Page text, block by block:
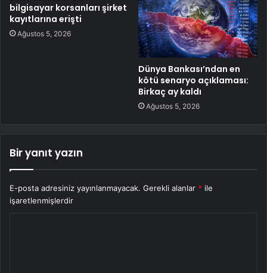
bilgisayar korsanları şirket
kayıtlarına erişti
Ağustos 5, 2026
Dünya Bankası’ndan en
kötü senaryo açıklaması:
Birkaç ay kaldı
Ağustos 5, 2026
Bir yanıt yazın
E-posta adresiniz yayınlanmayacak. Gerekli alanlar * ile
işaretlenmişlerdir